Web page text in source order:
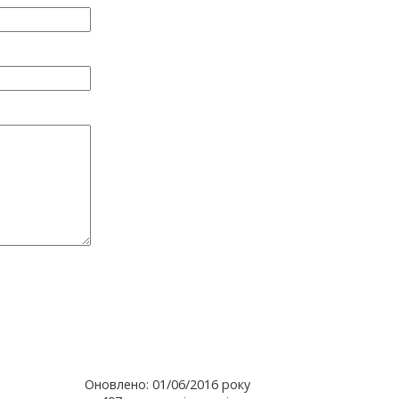
Оновлено: 01/06/2016 року